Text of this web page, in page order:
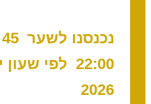
נכנסנולשער 45 ק
22:00
2026